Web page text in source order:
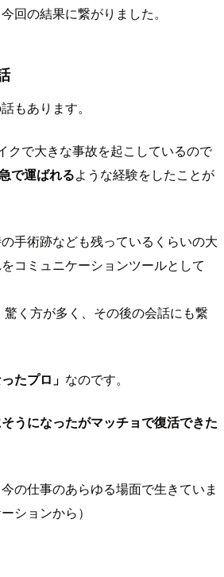
回の結果に繋がりました。
もあります。
クで大きな事故を起こしているので
で運ばれるような経験をしたことが
手術跡なども残っているくらいの大
コミュニケーションツールとして
驚く方が多く、その後の会話にも繋
たプロ」 なのです。
そうになったがマッチョで復活できた
の仕事のあらゆる場面で生きていま
ションから）